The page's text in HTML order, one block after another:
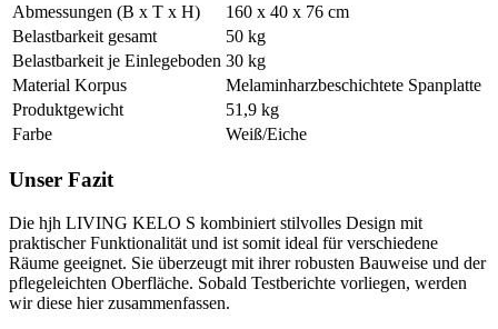
Abmessungen (B x T x H)
160 x 40 x 76 cm
Belastbarkeit gesamt
50 kg
Belastbarkeit je Einlegeboden 30 kg
Material Korpus
Melaminharzbeschichtete Spanplatte
Produktgewicht
51,9 kg
Farbe
Weiß/Eiche
Unser Fazit
Die hjh LIVING KELO S kombiniert stilvolles Design mit
praktischer Funktionalität und ist somit ideal für verschiedene
Räume geeignet. Sie überzeugt mit ihrer robusten Bauweise und der
pflegeleichten Oberfläche. Sobald Testberichte vorliegen, werden
wir diese hier zusammenfassen.